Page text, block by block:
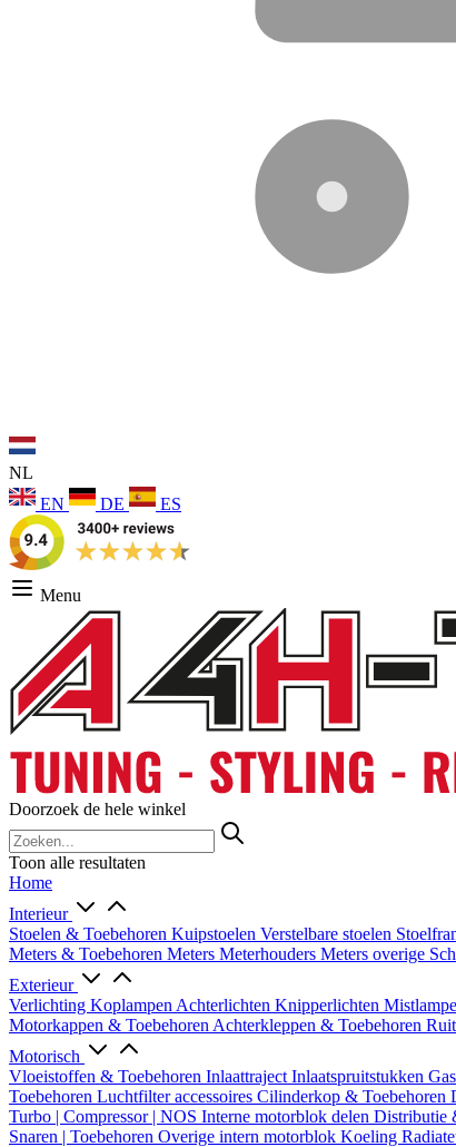
NL
EN
DE ES
Menu
Doorzoek de hele winkel
Toon alle resultaten
Home
Interieur
Stoelen & Toebehoren Kuipstoelen Verstelbare stoelen
Meters & Toebehoren Meters Meterhouders Meters overige
Exterieur
Verlichting Koplampen Achterlichten Knipperlichten
Motorkappen & Toebehoren Achterkleppen & Toebehoren
Motorisch
Vloeistoffen & Toebehoren Inlaattraject Inlaatspruitstukken
Toebehoren Luchtfilter accessoires Cilinderkop & Toebehoren
Turbo | Compressor | NOS Interne motorblok delen Distributie
Snaren | Toebehoren Overige intern motorblok Koeling